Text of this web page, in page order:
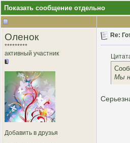
Показать сообщение отдельно
Оленок
*********
активный участник
Добавить в друзья
Re:
Мы